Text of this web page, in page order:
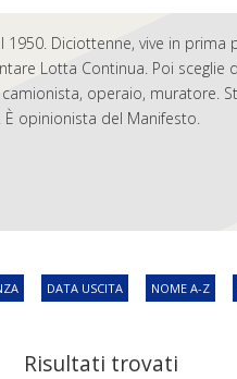
1950. Diciottenne, vive in
Lotta Continua. Poi sceglie
camionista, operaio, muratore.
opinionista del Manifesto.
DATA USCITA NOME A-Z
Risultati trovati